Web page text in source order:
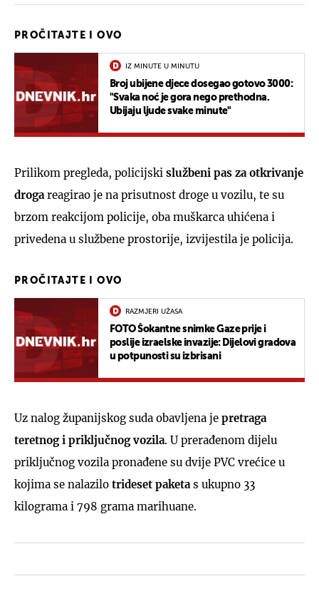
PROČITAJTE I OVO
IZ MINUTE U MINUTU
Broj ubijene djece dosegao gotovo 3000:
"Svaka noć je gora nego prethodna.
Ubijaju ljude svake minute"
Prilikom pregleda, policijski službeni pas za otkrivanje
droga reagirao je na prisutnost droge u vozilu, te su
brzom reakcijom policije, oba muškarca uhićena i
privedena u službene prostorije, izvijestila je policija.
PROČITAJTE I OVO
RAZMJERI UŽASA
FOTO Šokantne snimke Gaze prije i
poslije izraelske invazije: Dijelovi gradova
u potpunosti su izbrisani
Uz nalog županijskog suda obavljena je pretraga
teretnog i priključnog vozila. U prerađenom dijelu
priključnog vozila pronađene su dvije PVC vrećice u
kojima se nalazilo trideset paketa s ukupno 33
kilograma i 798 grama marihuane.